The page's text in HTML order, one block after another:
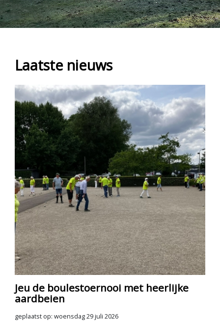
Laatste nieuws
Jeu de boulestoernooi met heerlijke
aardbeien
geplaatst op: woensdag 29 juli 2026